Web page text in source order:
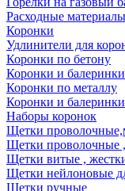
Расходные материалы
Коронки
Удлинители для
Коронки по бетону
Коронки и
Коронки по металлу
Коронки и
Наборы коронок
Щетки
Щетки проволочные
Щетки витые ,
Щетки нейлоновые
Щетки ручные